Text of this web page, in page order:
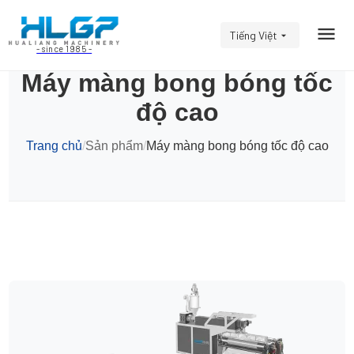
- since 1985 -
Tiếng Việt
Máy màng bong bóng tốc
độ cao
Trang chủ/Sản phẩm/Máy màng bong bóng tốc độ cao